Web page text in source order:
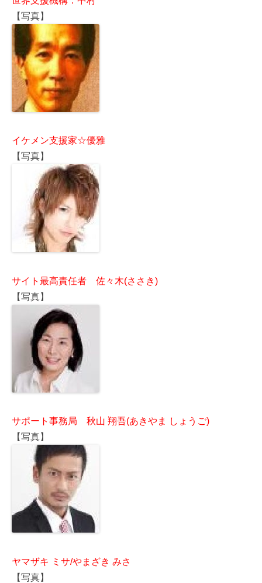
【写真】
イケメン支援家☆優雅
【写真】
サイト最高責任者 佐々木(ささき)
【写真】
サポート事務局 秋山 翔吾(あきやま しょうご)
【写真】
ヤマザキ ミサ/やまざき みさ
【写真】